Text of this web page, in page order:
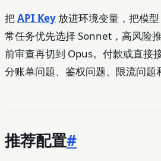
把API Key 放进环境变量，把模
常任务优先选择 Sonnet，高风险
前审查再切到 Opus。付款或直接
分账单问题、鉴权问题、限流问题
推荐配置#